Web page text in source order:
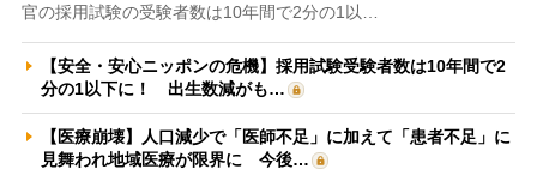
官の採用試験の受験者数は10年間で2分の1以…
【安全・安心ニッポンの危機】採用試験受験者数は10年間で2
分の1以下に！ 出生数減がも…
【医療崩壊】人口減少で「医師不足」に加えて「患者不足」に
見舞われ地域医療が限界に 今後…